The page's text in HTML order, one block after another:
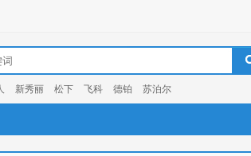
新秀丽 松下 飞科 德铂 苏泊尔